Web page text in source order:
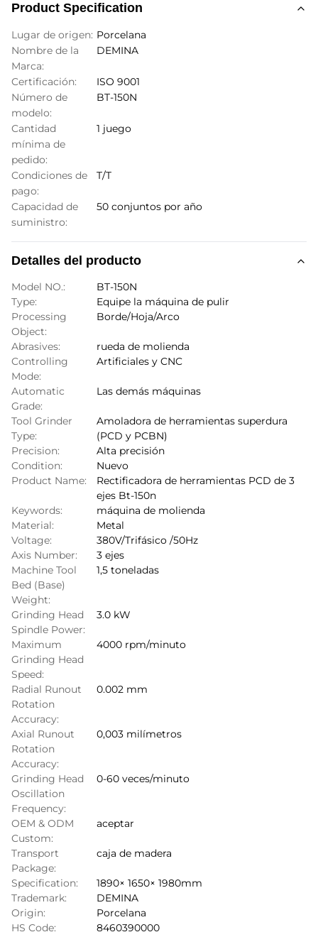
Product Specification
Lugar de origen: Porcelana
Nombre de la
Marca:
DEMINA
Certificación:
ISO 9001
Número de
modelo:
BT-150N
Cantidad
mínima de
pedido:
1 juego
Condiciones de
pago:
T/T
Capacidad de
suministro:
50 conjuntos por año
Detalles del producto
Model NO.:
BT-150N
Type:
Equipe la máquina de pulir
Processing
Object:
Borde/Hoja/Arco
Abrasives:
rueda de molienda
Controlling
Mode:
Artificiales y CNC
Automatic
Grade:
Las demás máquinas
Tool Grinder
Type:
Amoladora de herramientas superdura
(PCD y PCBN)
Precision:
Alta precisión
Condition:
Nuevo
Product Name:
Rectificadora de herramientas PCD de 3
ejes Bt-150n
Keywords:
máquina de molienda
Material:
Metal
Voltage:
380V/Trifásico /50Hz
Axis Number:
3 ejes
Machine Tool
Bed (Base)
Weight:
1,5 toneladas
Grinding Head
Spindle Power:
3.0 kW
Maximum
Grinding Head
Speed:
4000 rpm/minuto
Radial Runout
Rotation
Accuracy:
0.002 mm
Axial Runout
Rotation
Accuracy:
0,003 milímetros
Grinding Head
Oscillation
Frequency:
0-60 veces/minuto
OEM & ODM
Custom:
aceptar
Transport
Package:
caja de madera
Specification:
1890× 1650× 1980mm
Trademark:
DEMINA
Origin:
Porcelana
HS Code:
8460390000